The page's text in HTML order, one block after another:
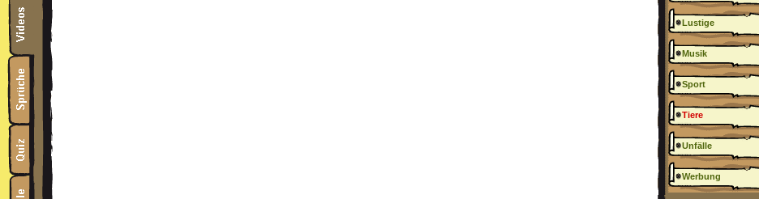
Lustige
Musik
Sport
Tiere
Unfälle
Werbung